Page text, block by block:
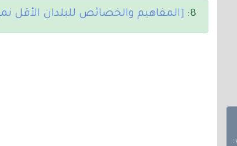
8: [المفاهيم والخصائص للبلدان الأقل